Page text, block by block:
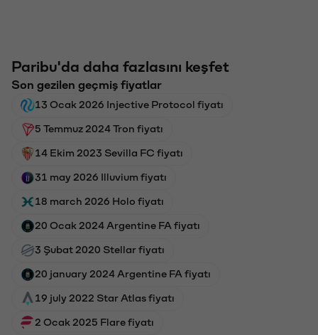
Paribu'da daha fazlasını keşfet
Son gezilen geçmiş fiyatlar
13 Ocak 2026 Injective Protocol fiyatı
5 Temmuz 2024 Tron fiyatı
14 Ekim 2023 Sevilla FC fiyatı
31 may 2026 Illuvium fiyatı
18 march 2026 Holo fiyatı
20 Ocak 2024 Argentine FA fiyatı
3 Şubat 2020 Stellar fiyatı
20 january 2024 Argentine FA fiyatı
19 july 2022 Star Atlas fiyatı
2 Ocak 2025 Flare fiyatı